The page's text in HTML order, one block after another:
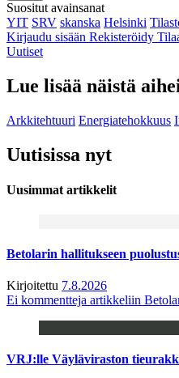
Suositut avainsanat
YIT SRV skanska Helsinki
Kirjaudu sisään Rekisteröidy
Uutiset
Lue lisää näistä
Arkkitehtuuri Energiatehokkuus
Uutisissa nyt
Uusimmat artikkelit
Betolarin hallitukseen
Kirjoitettu 7.8.2026
Ei kommentteja artikkeliin
VRJ:lle Väyläviraston